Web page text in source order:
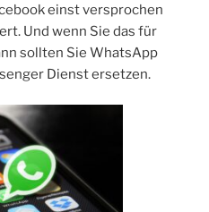
einst versprochen
Und wenn Sie das für
sollten Sie WhatsApp
Dienst ersetzen.